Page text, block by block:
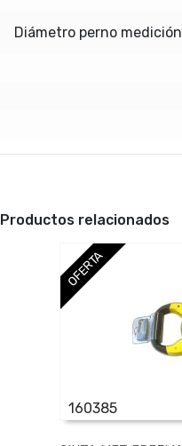
Diámetro perno medición
Productos relacionados
OFERTA
160385